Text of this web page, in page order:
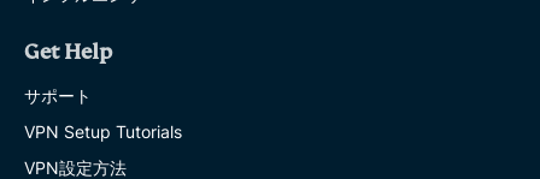
Get Help
サポート
VPN Setup Tutorials
VPN設定方法